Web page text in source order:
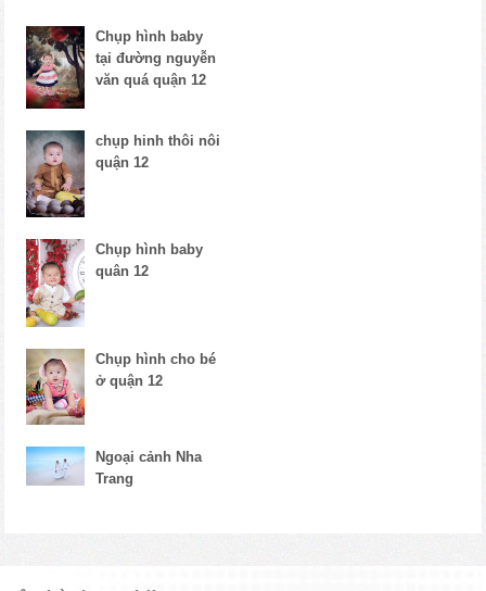
Chụp hình baby
tại đường nguyễn
văn quá quận 12
chụp hinh thôi nôi
quận 12
Chụp hình baby
quân 12
Chụp hình cho bé
ở quận 12
Ngoại cảnh Nha
Trang